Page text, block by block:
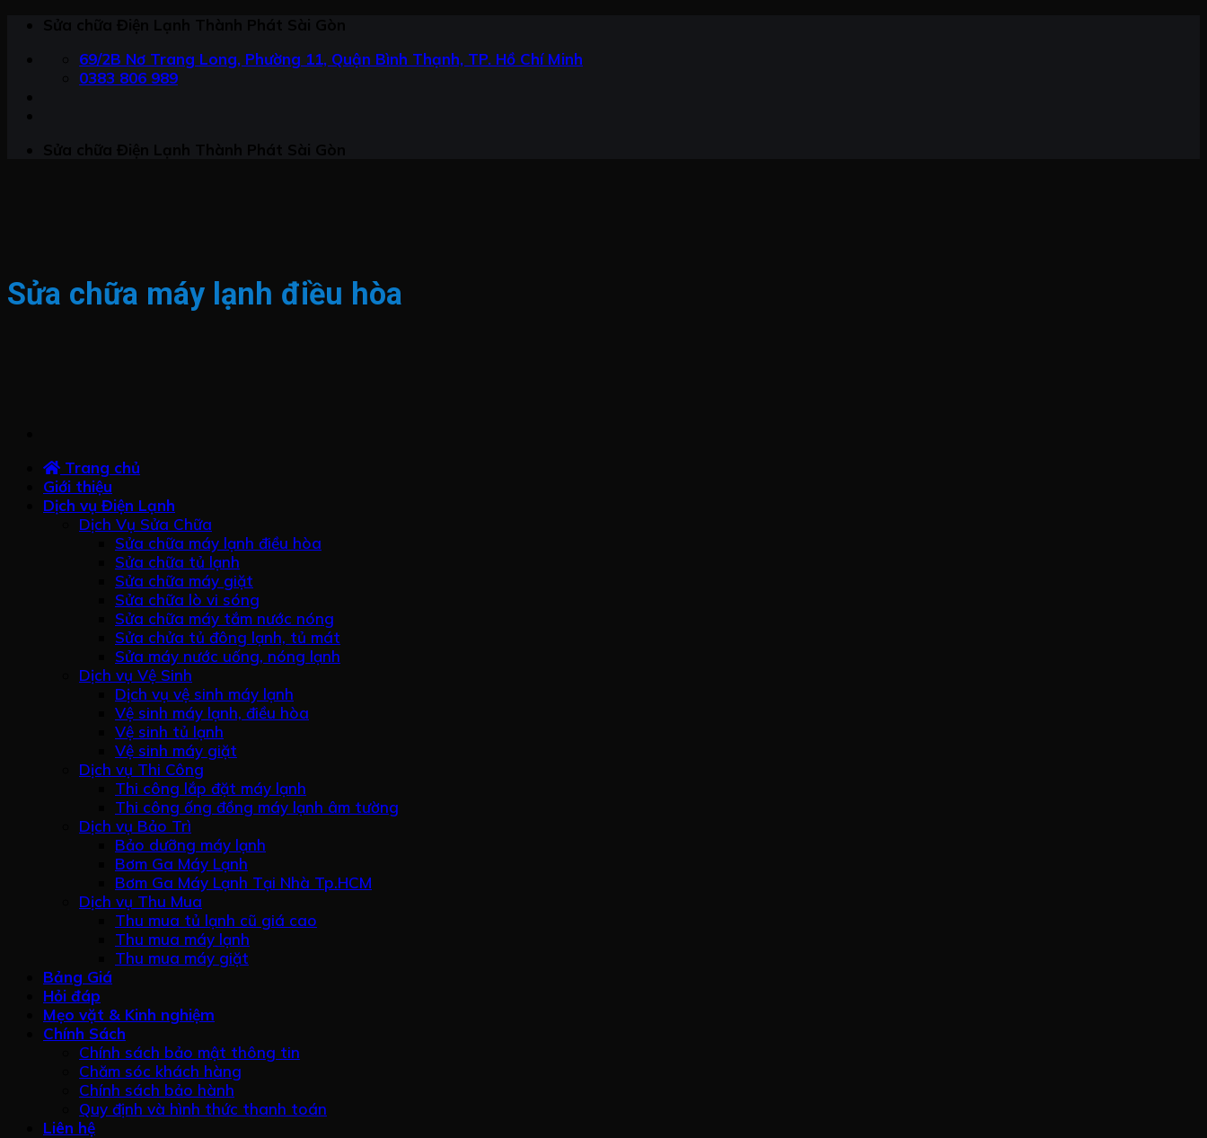
69/2B Nơ Trang Long, Phường 11, Quận Bình Thạnh, TP. Hồ Chí Minh
0383 806 989
Trang chủ
Giới thiệu
Dịch vụ Điện Lạnh
Dịch Vụ Sửa Chữa
Sửa chữa máy lạnh điều hòa
Sửa chữa tủ lạnh
Sửa chữa máy giặt
Sửa chữa lò vi sóng
Sửa chữa máy tắm nước nóng
Sửa chửa tủ đông lạnh, tủ mát
Sửa máy nước uống, nóng lạnh
Dịch vụ Vệ Sinh
Dịch vụ vệ sinh máy lạnh
Vệ sinh máy lạnh, điều hòa
Vệ sinh tủ lạnh
Vệ sinh máy giặt
Dịch vụ Thi Công
Thi công lắp đặt máy lạnh
Thi công ống đồng máy lạnh âm tường
Dịch vụ Bảo Trì
Bảo dưỡng máy lạnh
Bơm Ga Máy Lạnh
Bơm Ga Máy Lạnh Tại Nhà Tp.HCM
Dịch vụ Thu Mua
Thu mua tủ lạnh cũ giá cao
Thu mua máy lạnh
Thu mua máy giặt
Bảng Giá
Hỏi đáp
Mẹo vặt & Kinh nghiệm
Chính Sách
Chính sách bảo mật thông tin
Chăm sóc khách hàng
Chính sách bảo hành
Quy định và hình thức thanh toán
Liên hệ
Sửa chữa máy lạnh điều hòa